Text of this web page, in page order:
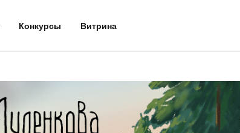
Конкурсы Витрина